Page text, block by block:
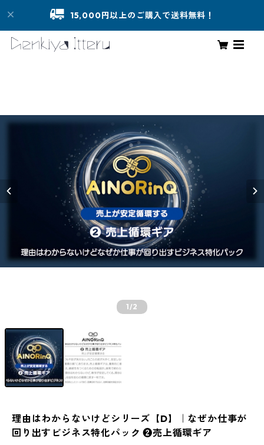
15,000円以上のご購入で送料無料！
1/2
理由はわからないけどシリーズ【D】｜なぜか仕事が
回り出すビジネス特化パック ❷売上循環ギア